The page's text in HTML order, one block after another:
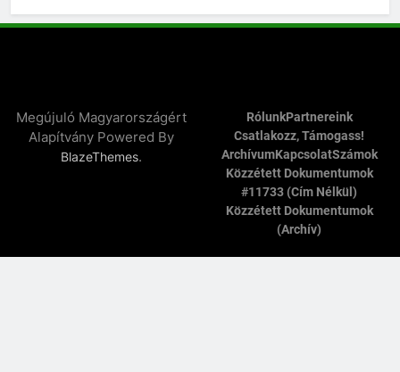
Megújuló Magyarországért
Alapítvány Powered By
BlazeThemes.
RólunkPartnereink
Csatlakozz, Támogass!
ArchívumKapcsolatSzámok
Közzétett Dokumentumok
#11733 (cím Nélkül)
Közzétett Dokumentumok
(archív)